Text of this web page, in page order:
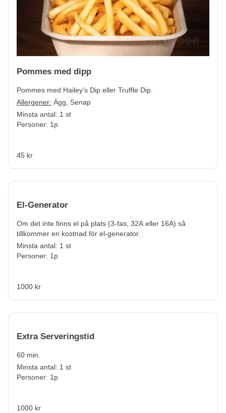
Pommes med dipp
Pommes med Hailey's Dip eller Truffle Dip.
Allergener: Ägg, Senap
Minsta antal: 1 st
Personer: 1p
45 kr
El-Generator
Om det inte finns el på plats (3-fas, 32A eller 16A) så
tillkommer en kostnad för el-generator.
Minsta antal: 1 st
Personer: 1p
1000 kr
Extra Serveringstid
60 min.
Minsta antal: 1 st
Personer: 1p
1000 kr